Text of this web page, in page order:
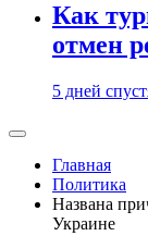
Как
отмен
5 дней
Главная
Политика
Названа
Украине